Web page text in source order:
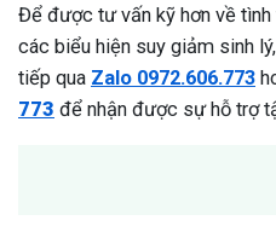
Để được tư vấn kỹ hơn về
các biểu hiện suy giảm sinh
tiếp qua Zalo 0972.606.773
773 để nhận được sự hỗ trợ